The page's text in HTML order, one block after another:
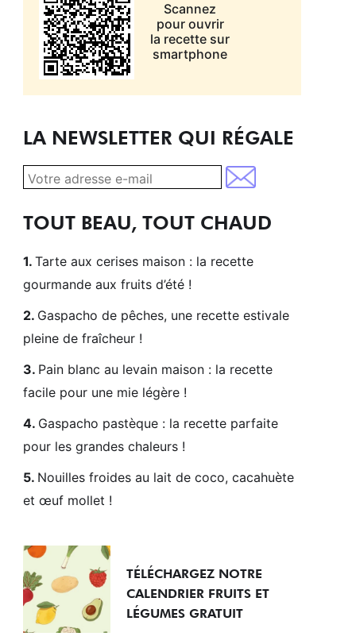
Scannez
pour ouvrir
la recette sur
smartphone
LA NEWSLETTER QUI RÉGALE
TOUT BEAU, TOUT CHAUD
Tarte aux cerises maison : la recette
gourmande aux fruits d’été !
Gaspacho de pêches, une recette estivale
pleine de fraîcheur !
Pain blanc au levain maison : la recette
facile pour une mie légère !
Gaspacho pastèque : la recette parfaite
pour les grandes chaleurs !
Nouilles froides au lait de coco, cacahuète
et œuf mollet !
TÉLÉCHARGEZ NOTRE
CALENDRIER FRUITS ET
LÉGUMES GRATUIT